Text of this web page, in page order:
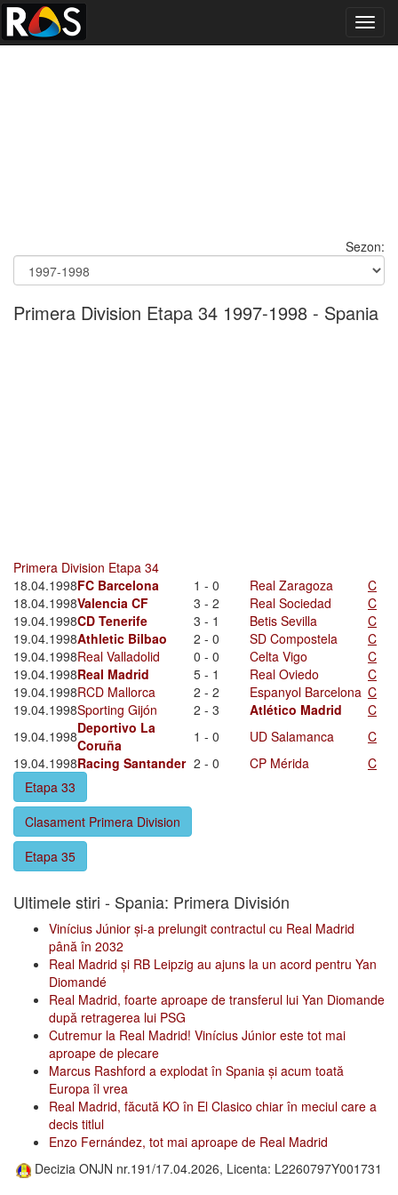
Sezon:
Primera Division Etapa 34 1997-1998 - Spania
Primera Division Etapa 34
18.04.1998FC Barcelona 1 - 0 Real Zaragoza
C
18.04.1998Valencia CF 3 - 2 Real Sociedad
C
19.04.1998CD Tenerife 3 - 1 Betis Sevilla
C
19.04.1998Athletic Bilbao 2 - 0 SD Compostela
C
19.04.1998Real Valladolid 0 - 0 Celta Vigo
C
19.04.1998Real Madrid 5 - 1 Real Oviedo
C
19.04.1998RCD Mallorca 2 - 2 Espanyol Barcelona C
19.04.1998Sporting Gijón 2 - 3 Atlético Madrid
C
19.04.1998Deportivo La
Coruña
1 - 0 UD Salamanca
C
19.04.1998Racing Santander 2 - 0 CP Mérida
C
Etapa 33
Clasament Primera Division
Etapa 35
Ultimele stiri - Spania: Primera División
Vinícius Júnior și-a prelungit contractul cu Real Madrid
până în 2032
Real Madrid și RB Leipzig au ajuns la un acord pentru Yan
Diomandé
Real Madrid, foarte aproape de transferul lui Yan Diomande
după retragerea lui PSG
Cutremur la Real Madrid! Vinícius Júnior este tot mai
aproape de plecare
Marcus Rashford a explodat în Spania și acum toată
Europa îl vrea
Real Madrid, făcută KO în El Clasico chiar în meciul care a
decis titlul
Enzo Fernández, tot mai aproape de Real Madrid
Decizia ONJN nr.191/17.04.2026, Licenta: L2260797Y001731